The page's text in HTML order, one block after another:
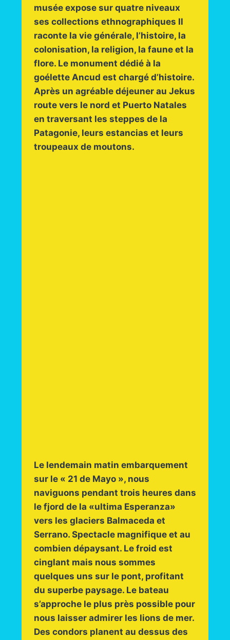
musée expose sur quatre niveaux
ses collections ethnographiques Il
raconte la vie générale, l’histoire, la
colonisation, la religion, la faune et la
flore. Le monument dédié à la
goélette Ancud est chargé d’histoire.
Après un agréable déjeuner au Jekus
route vers le nord et Puerto Natales
en traversant les steppes de la
Patagonie, leurs estancias et leurs
troupeaux de moutons.
Le lendemain matin embarquement
sur le « 21 de Mayo », nous
naviguons pendant trois heures dans
le fjord de la «ultima Esperanza»
vers les glaciers Balmaceda et
Serrano. Spectacle magnifique et au
combien dépaysant. Le froid est
cinglant mais nous sommes
quelques uns sur le pont, profitant
du superbe paysage. Le bateau
s’approche le plus près possible pour
nous laisser admirer les lions de mer.
Des condors planent au dessus des